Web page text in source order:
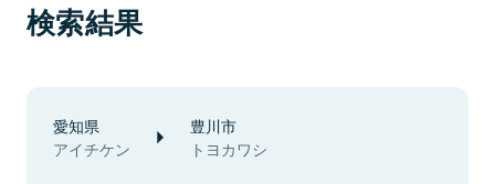
検索結果
愛知県
アイチケン
豊川市
トヨカワシ